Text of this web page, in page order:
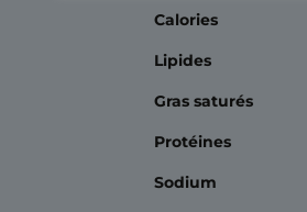
Calories
Lipides
Gras saturés
Protéines
Sodium